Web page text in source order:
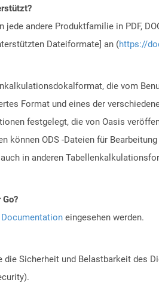
andere Produktfamilie in PDF,
Dateiformate] an (https://
die vom
Format und eines der
festgelegt, die von Oasis
können ODS -Dateien für
in anderen
eingesehen werden.
Sicherheit und Belastbarkeit des